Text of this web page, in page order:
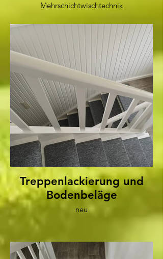
Mehrschichtwischtechnik
Treppenlackierung und
Bodenbeläge
neu